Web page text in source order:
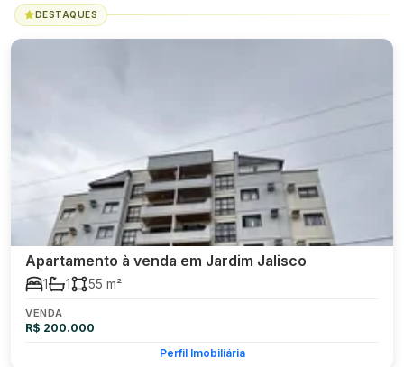
DESTAQUES
Apartamento à venda em Jardim Jalisco
1 1 55 m²
VENDA
R$ 200.000
Perfil Imobiliária